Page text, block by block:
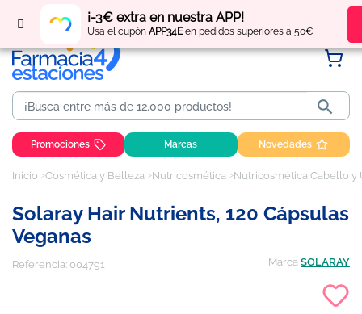
¡-3€ extra en nuestra APP!
Usa el cupón APP34Een pedidos superiores a 50€
Regístratey obtén puntos por tus compras

Promociones Marcas Novedades
Inicio Cosmética y Belleza Nutricosmética Nutricosmética Cabello y
Solaray Hair Nutrients, 120 Cápsulas
Veganas
Referencia: 004791 Marca SOLARAY